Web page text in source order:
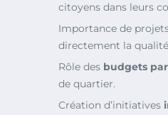
citoyens dans leurs
Importance de
directement la
Rôle des budgets
de quartier.
Création d’initiatives